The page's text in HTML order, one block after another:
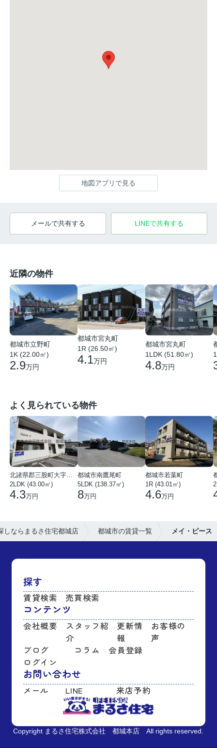
地図アプリで見る
メールで共有する LINEで共有する
近隣の物件
都城市立野町
1K (22.00㎡)
2.9万円
都城市宮丸町
1R (26.50㎡)
4.1万円
都城市宮丸町
1LDK (51.80㎡)
4.8万円
よく見られている物件
北諸県郡三股町大字蓼池
2LDK (43.00㎡)
4.3万円
都城市南鷹尾町
5LDK (138.37㎡)
8万円
都城市若葉町
1R (43.01㎡)
4.6万円
しならまるさ住宅都城店 都城市の賃貸一覧 メイ・ピース
探す
賃貸検索 売買検索
コンテンツ
会社概要
スタッフ紹
介
更新情
報
お客様の
声
ブログ
コラム
会員登録
ログイン
お問い合わせ
メール LINE 来店予約
Copyright まるさ住宅株式会社 都城本店 All rights reserved.